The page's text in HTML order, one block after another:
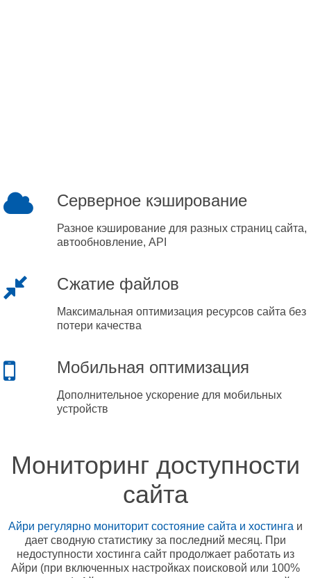
Серверное кэширование
Разное кэширование для разных страниц сайта,
автообновление, API
Сжатие файлов
Максимальная оптимизация ресурсов сайта без
потери качества
Мобильная оптимизация
Дополнительное ускорение для мобильных
устройств
Мониторинг доступности
сайта
Айри регулярно мониторит состояние сайта и хостинга и
дает сводную статистику за последний месяц. При
недоступности хостинга сайт продолжает работать из
Айри (при включенных настройках поисковой или 100%